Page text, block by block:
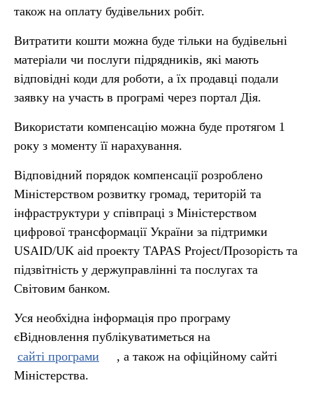
також на оплату будівельних робіт.
Витратити кошти можна буде тільки на будівельні
матеріали чи послуги підрядників, які мають
відповідні коди для роботи, а їх продавці подали
заявку на участь в програмі через портал Дія.
Використати компенсацію можна буде протягом 1
року з моменту її нарахування.
Відповідний порядок компенсації розроблено
Міністерством розвитку громад, територій та
інфраструктури у співпраці з Міністерством
цифрової трансформації України за підтримки
USAID/UK aid проекту TAPAS Project/Прозорість та
підзвітність у держуправлінні та послугах та
Світовим банком.
Уся необхідна інформація про програму
єВідновлення публікуватиметься на
сайті програми
, а також на офіційному сайті
Міністерства.